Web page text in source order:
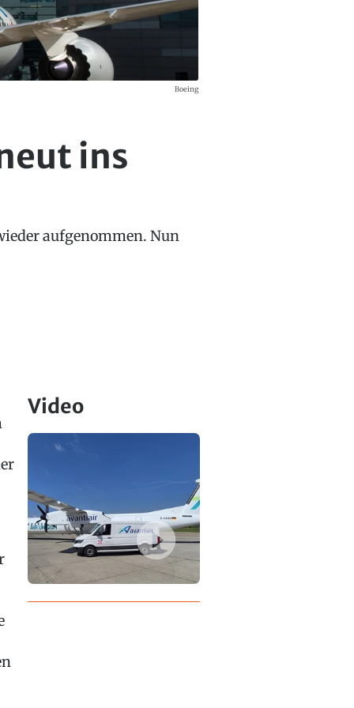
Boeing
ins
aufgenommen. Nun
Video